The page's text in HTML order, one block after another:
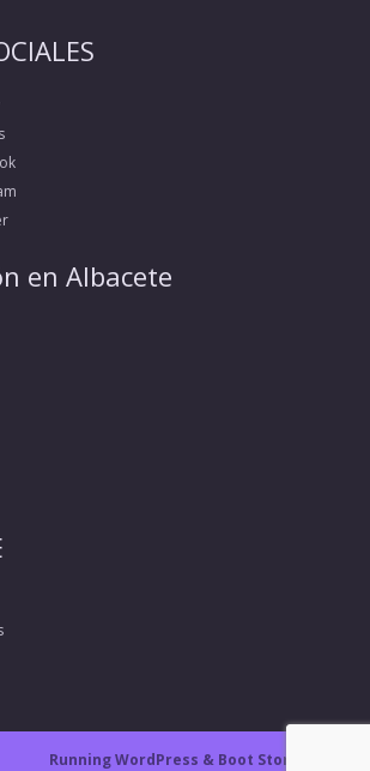
en Albacete
Running WordPress & Boot Store theme